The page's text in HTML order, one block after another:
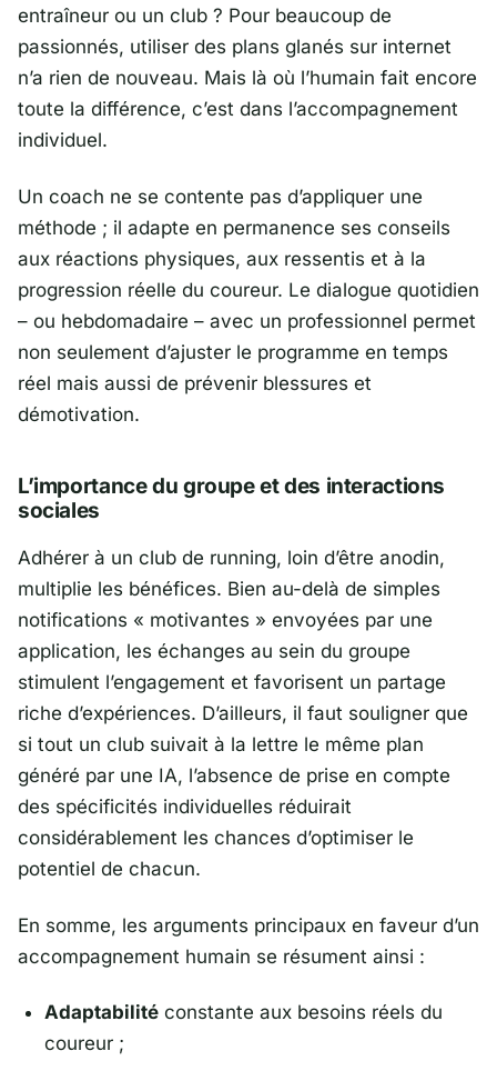
entraîneur ou un club ? Pour beaucoup de
passionnés, utiliser des plans glanés sur internet
n’a rien de nouveau. Mais là où l’humain fait encore
toute la différence, c’est dans l’accompagnement
individuel.
Un coach ne se contente pas d’appliquer une
méthode ; il adapte en permanence ses conseils
aux réactions physiques, aux ressentis et à la
progression réelle du coureur. Le dialogue quotidien
– ou hebdomadaire – avec un professionnel permet
non seulement d’ajuster le programme en temps
réel mais aussi de prévenir blessures et
démotivation.
L’importance du groupe et des interactions
sociales
Adhérer à un club de running, loin d’être anodin,
multiplie les bénéfices. Bien au-delà de simples
notifications « motivantes » envoyées par une
application, les échanges au sein du groupe
stimulent l’engagement et favorisent un partage
riche d’expériences. D’ailleurs, il faut souligner que
si tout un club suivait à la lettre le même plan
généré par une IA, l’absence de prise en compte
des spécificités individuelles réduirait
considérablement les chances d’optimiser le
potentiel de chacun.
En somme, les arguments principaux en faveur d’un
accompagnement humain se résument ainsi :
Adaptabilité constante aux besoins réels du
coureur ;